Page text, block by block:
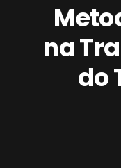
na
do